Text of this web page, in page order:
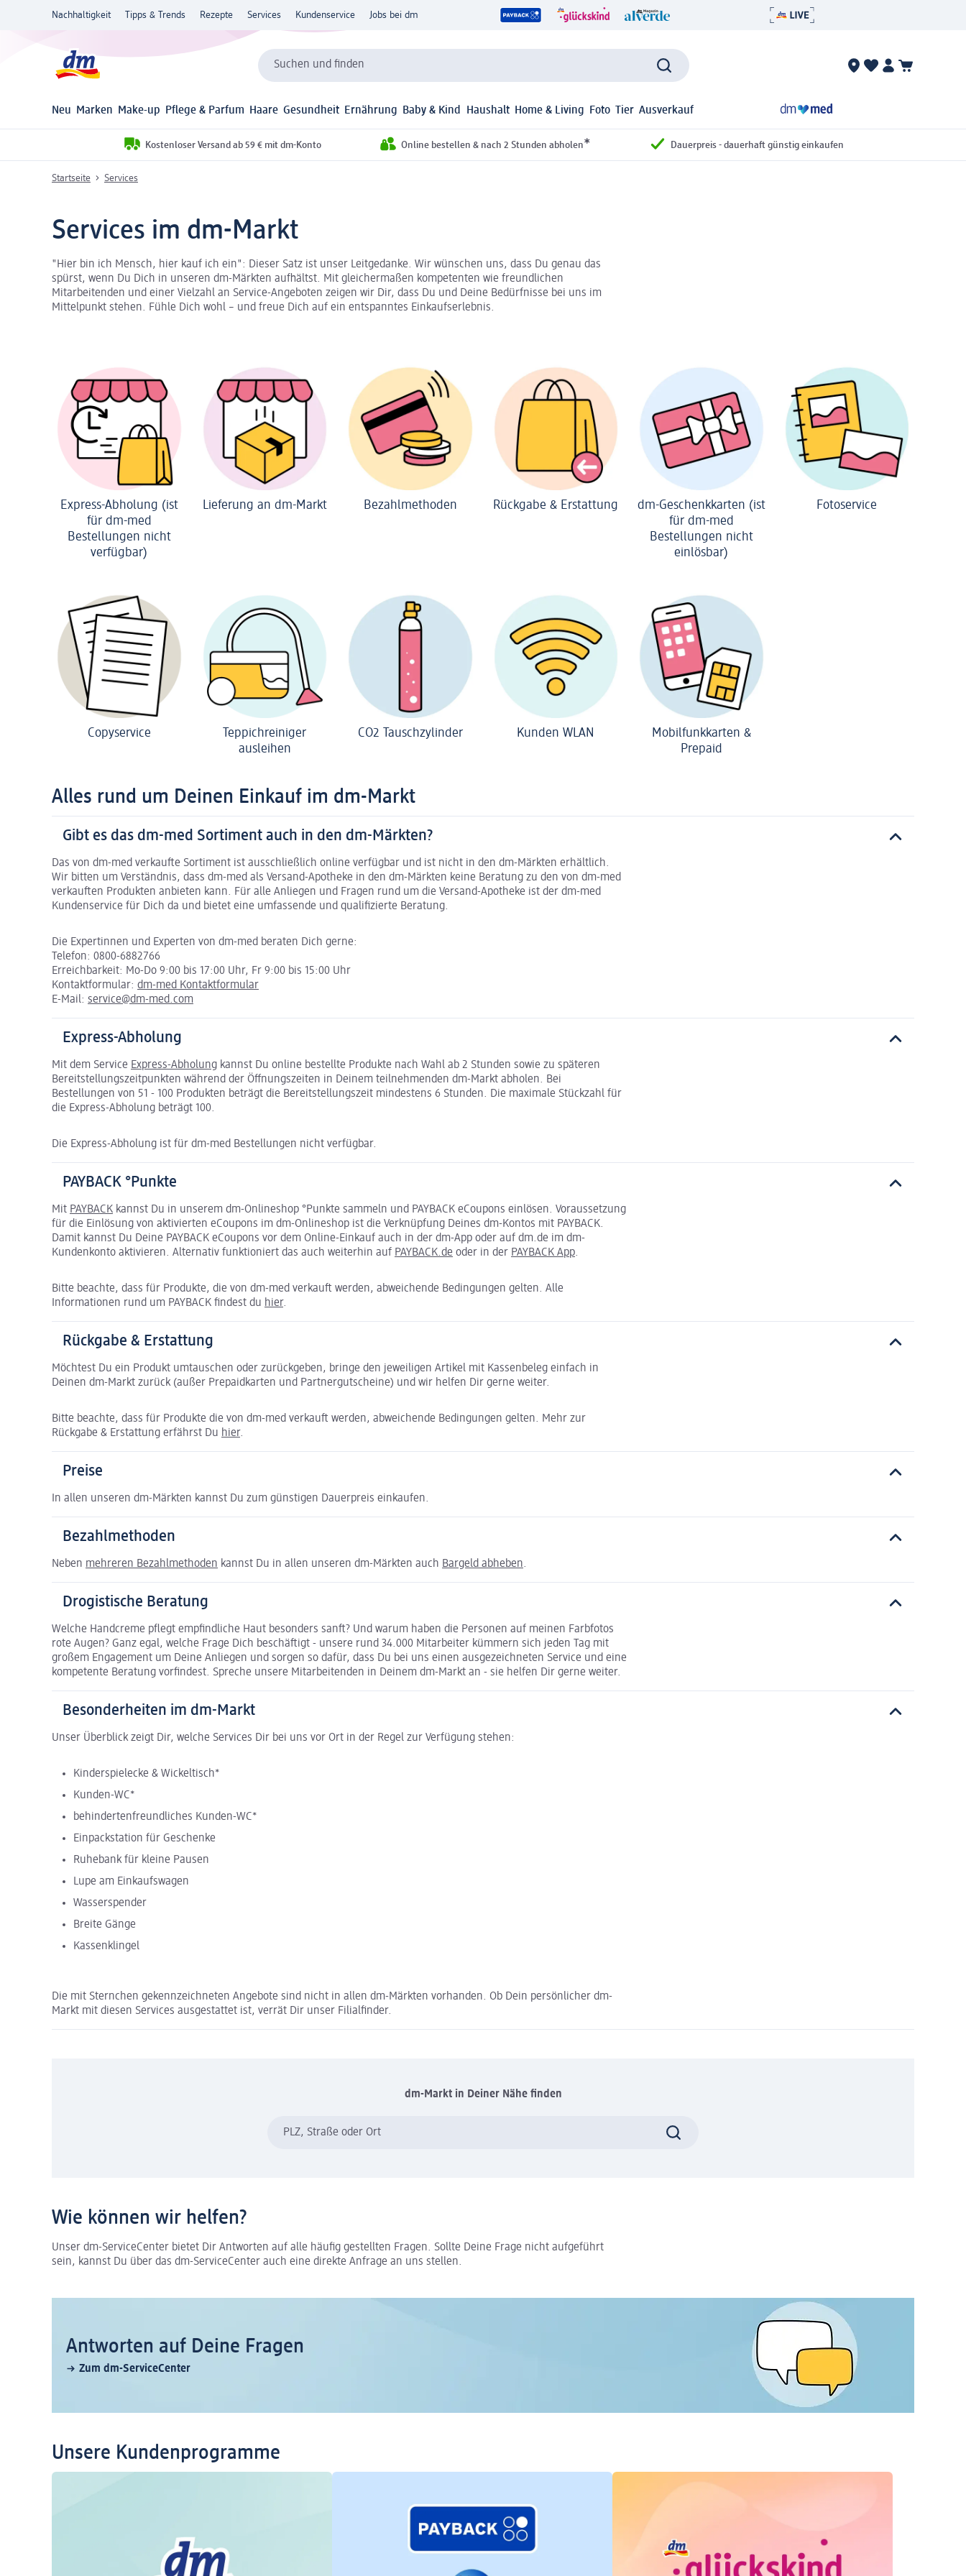
Nachhaltigkeit Tipps & Trends Rezepte Services Kundenservice Jobs bei dm
Suchen und finden
Neu Marken Make-up Pflege & Parfum Haare Gesundheit Ernährung Baby & Kind Haushalt Home & Living Foto Tier Ausverkauf
Kostenloser Versand ab 59 € mit dm-Konto Online bestellen & nach 2 Stunden abholen* Dauerpreis - dauerhaft günstig einkaufen
Startseite Services
Services im dm-Markt
"Hier bin ich Mensch, hier kauf ich ein": Dieser Satz ist unser Leitgedanke. Wir wünschen uns, dass Du genau das
spürst, wenn Du Dich in unseren dm-Märkten aufhältst. Mit gleichermaßen kompetenten wie freundlichen
Mitarbeitenden und einer Vielzahl an Service-Angeboten zeigen wir Dir, dass Du und Deine Bedürfnisse bei uns im
Mittelpunkt stehen. Fühle Dich wohl – und freue Dich auf ein entspanntes Einkaufserlebnis.
Express-Abholung (ist
für dm-med
Bestellungen nicht
verfügbar)
Lieferung an dm-Markt Bezahlmethoden Rückgabe & Erstattung
dm-Geschenkkarten (ist
für dm-med
Bestellungen nicht
einlösbar)
Fotoservice
Copyservice
Teppichreiniger
ausleihen
CO2 Tauschzylinder Kunden WLAN
Mobilfunkkarten &
Prepaid
Alles rund um Deinen Einkauf im dm-Markt
Gibt es das dm-med Sortiment auch in den dm-Märkten?
Das von dm-med verkaufte Sortiment ist ausschließlich online verfügbar und ist nicht in den dm-Märkten erhältlich.
Wir bitten um Verständnis, dass dm-med als Versand-Apotheke in den dm-Märkten keine Beratung zu den von dm-med
verkauften Produkten anbieten kann. Für alle Anliegen und Fragen rund um die Versand-Apotheke ist der dm-med
Kundenservice für Dich da und bietet eine umfassende und qualifizierte Beratung.
Die Expertinnen und Experten von dm-med beraten Dich gerne:
Telefon: 0800-6882766
Erreichbarkeit: Mo-Do 9:00 bis 17:00 Uhr, Fr 9:00 bis 15:00 Uhr
Kontaktformular: dm-med Kontaktformular
E-Mail: service@dm-med.com
Express-Abholung
Mit dem Service Express-Abholung kannst Du online bestellte Produkte nach Wahl ab 2 Stunden sowie zu späteren
Bereitstellungszeitpunkten während der Öffnungszeiten in Deinem teilnehmenden dm-Markt abholen. Bei
Bestellungen von 51 - 100 Produkten beträgt die Bereitstellungszeit mindestens 6 Stunden. Die maximale Stückzahl für
die Express-Abholung beträgt 100.
Die Express-Abholung ist für dm-med Bestellungen nicht verfügbar.
PAYBACK °Punkte
Mit PAYBACK kannst Du in unserem dm-Onlineshop °Punkte sammeln und PAYBACK eCoupons einlösen. Voraussetzung
für die Einlösung von aktivierten eCoupons im dm-Onlineshop ist die Verknüpfung Deines dm-Kontos mit PAYBACK.
Damit kannst Du Deine PAYBACK eCoupons vor dem Online-Einkauf auch in der dm-App oder auf dm.de im dm-
Kundenkonto aktivieren. Alternativ funktioniert das auch weiterhin auf PAYBACK.de oder in der PAYBACK App.
Bitte beachte, dass für Produkte, die von dm-med verkauft werden, abweichende Bedingungen gelten. Alle
Informationen rund um PAYBACK findest du hier.
Rückgabe & Erstattung
Möchtest Du ein Produkt umtauschen oder zurückgeben, bringe den jeweiligen Artikel mit Kassenbeleg einfach in
Deinen dm-Markt zurück (außer Prepaidkarten und Partnergutscheine) und wir helfen Dir gerne weiter.
Bitte beachte, dass für Produkte die von dm-med verkauft werden, abweichende Bedingungen gelten. Mehr zur
Rückgabe & Erstattung erfährst Du hier.
Preise
In allen unseren dm-Märkten kannst Du zum günstigen Dauerpreis einkaufen.
Bezahlmethoden
Neben mehreren Bezahlmethoden kannst Du in allen unseren dm-Märkten auch Bargeld abheben.
Drogistische Beratung
Welche Handcreme pflegt empfindliche Haut besonders sanft? Und warum haben die Personen auf meinen Farbfotos
rote Augen? Ganz egal, welche Frage Dich beschäftigt - unsere rund 34.000 Mitarbeiter kümmern sich jeden Tag mit
großem Engagement um Deine Anliegen und sorgen so dafür, dass Du bei uns einen ausgezeichneten Service und eine
kompetente Beratung vorfindest. Spreche unsere Mitarbeitenden in Deinem dm-Markt an - sie helfen Dir gerne weiter.
Besonderheiten im dm-Markt
Unser Überblick zeigt Dir, welche Services Dir bei uns vor Ort in der Regel zur Verfügung stehen:
Kinderspielecke & Wickeltisch*
Kunden-WC*
behindertenfreundliches Kunden-WC*
Einpackstation für Geschenke
Ruhebank für kleine Pausen
Lupe am Einkaufswagen
Wasserspender
Breite Gänge
Kassenklingel
Die mit Sternchen gekennzeichneten Angebote sind nicht in allen dm-Märkten vorhanden. Ob Dein persönlicher dm-
Markt mit diesen Services ausgestattet ist, verrät Dir unser Filialfinder.
dm-Markt in Deiner Nähe finden
PLZ, Straße oder Ort
Wie können wir helfen?
Unser dm-ServiceCenter bietet Dir Antworten auf alle häufig gestellten Fragen. Sollte Deine Frage nicht aufgeführt
sein, kannst Du über das dm-ServiceCenter auch eine direkte Anfrage an uns stellen.
Antworten auf Deine Fragen
Zum dm-ServiceCenter
Unsere Kundenprogramme